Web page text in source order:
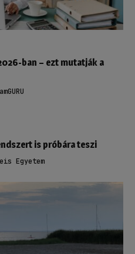
ban – ezt mutatják a
is próbára teszi
Egyetem